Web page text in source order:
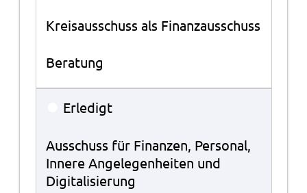
Kreisausschuss als Finanzausschuss
Beratung
Erledigt
Ausschuss für Finanzen, Personal,
Innere Angelegenheiten und
Digitalisierung